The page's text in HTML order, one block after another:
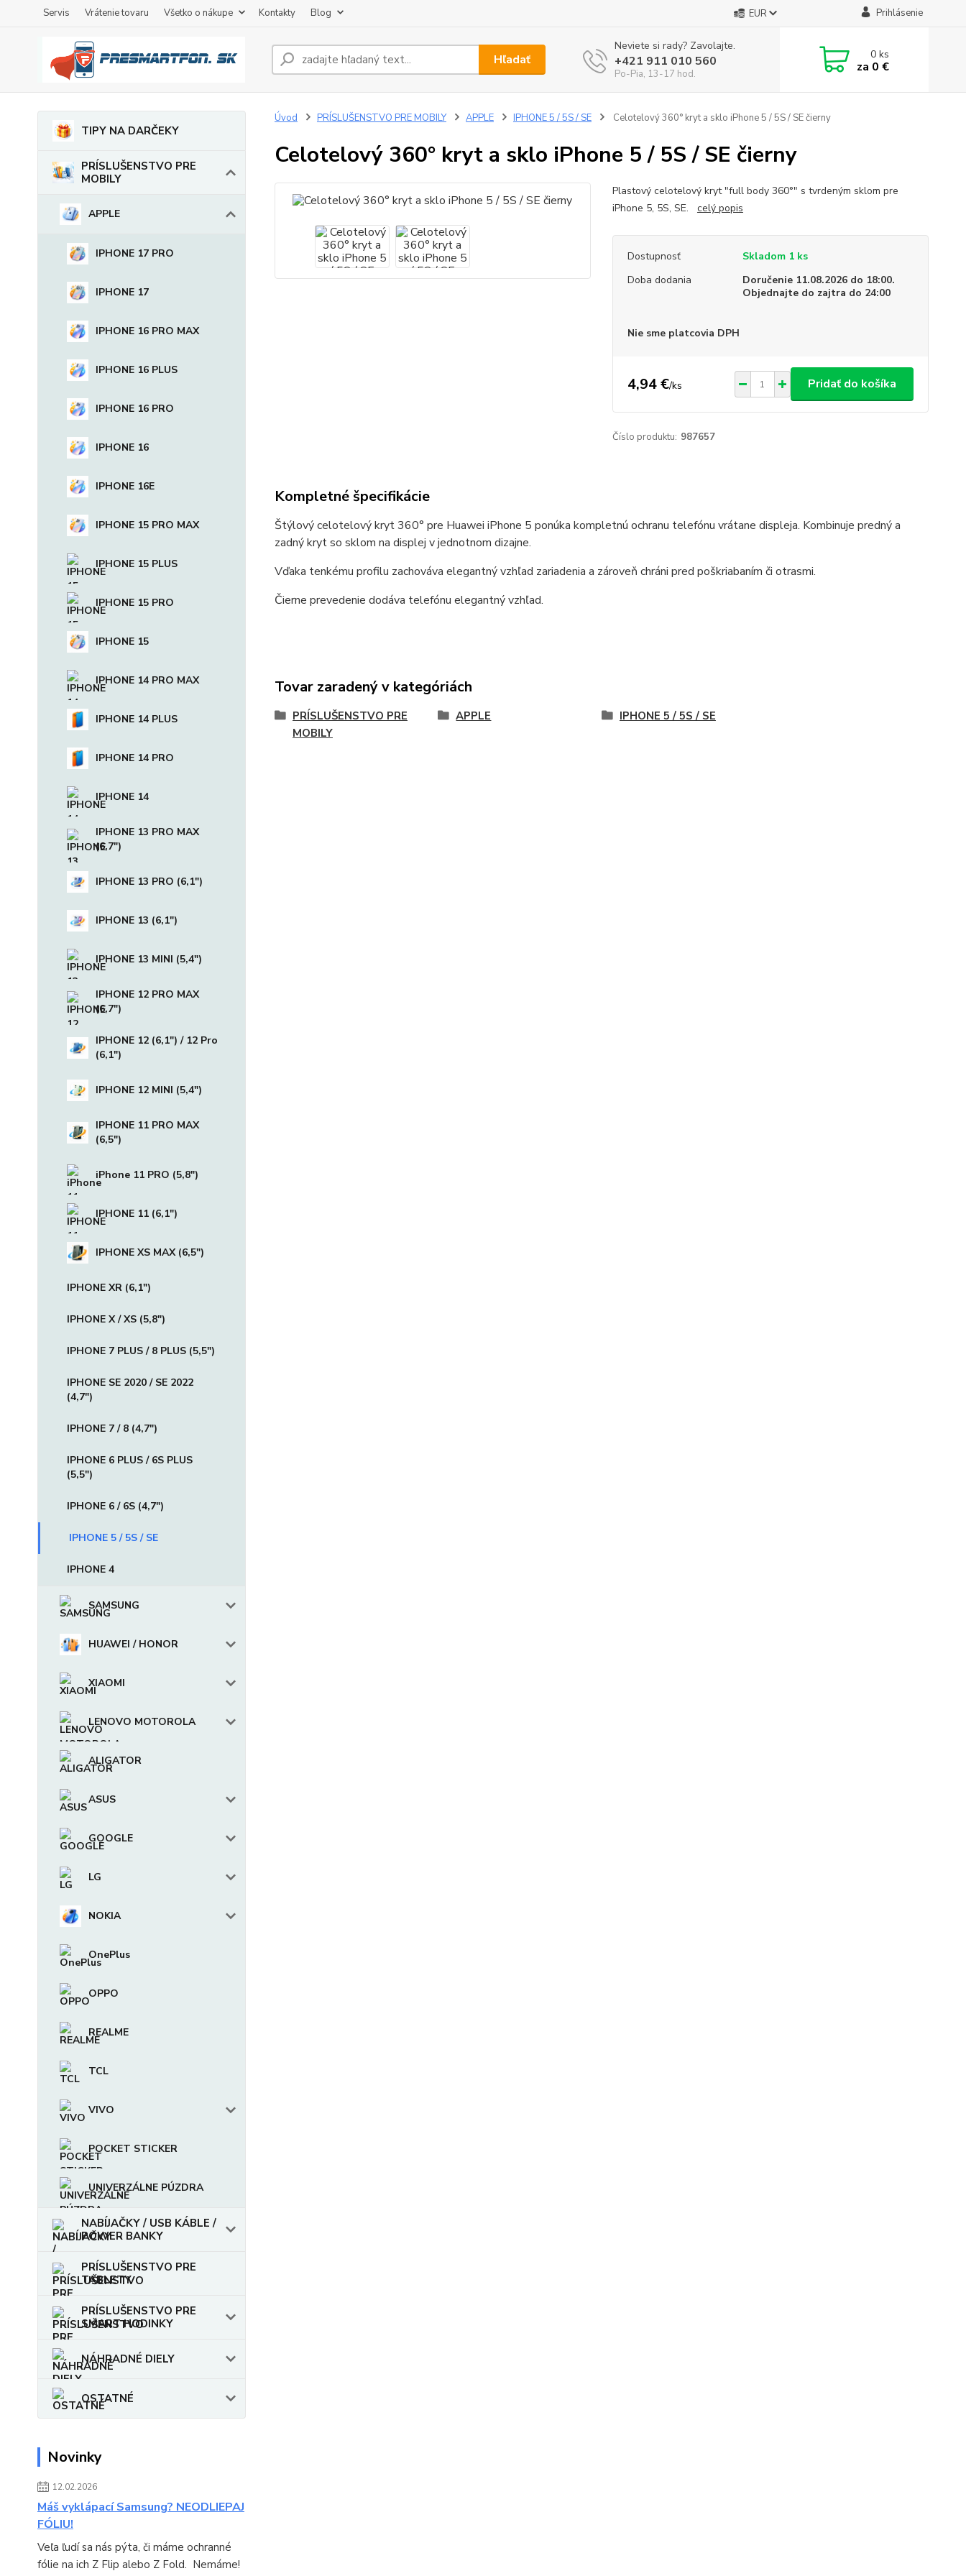
Servis Vrátenie tovaru Všetko o nákupe Kontakty Blog EUR Prihlásenie
Hľadať
Neviete si rady? Zavolajte.
+421 911 010 560
Po-Pia, 13-17 hod.
0ks
za 0 €
TIPY NA DARČEKY
PRÍSLUŠENSTVO PRE
MOBILY
APPLE
IPHONE 17 PRO
IPHONE 17
IPHONE 16 PRO MAX
IPHONE 16 PLUS
IPHONE 16 PRO
IPHONE 16
IPHONE 16E
IPHONE 15 PRO MAX
IPHONE 15 PLUS
IPHONE 15 PRO
IPHONE 15
IPHONE 14 PRO MAX
IPHONE 14 PLUS
IPHONE 14 PRO
IPHONE 14
IPHONE 13 PRO MAX
(6,7")
IPHONE 13 PRO (6,1")
IPHONE 13 (6,1")
IPHONE 13 MINI (5,4")
IPHONE 12 PRO MAX
(6,7")
IPHONE 12 (6,1") / 12 Pro
(6,1")
IPHONE 12 MINI (5,4")
IPHONE 11 PRO MAX
(6,5")
iPhone 11 PRO (5,8")
IPHONE 11 (6,1")
IPHONE XS MAX (6,5")
IPHONE XR (6,1")
IPHONE X / XS (5,8")
IPHONE 7 PLUS / 8 PLUS (5,5")
IPHONE SE 2020 / SE 2022
(4,7")
IPHONE 7 / 8 (4,7")
IPHONE 6 PLUS / 6S PLUS
(5,5")
IPHONE 6 / 6S (4,7")
IPHONE 5 / 5S / SE
IPHONE 4
SAMSUNG
HUAWEI / HONOR
XIAOMI
LENOVO MOTOROLA
ALIGATOR
ASUS
GOOGLE
LG
NOKIA
OnePlus
OPPO
REALME
TCL
VIVO
POCKET STICKER
UNIVERZÁLNE PÚZDRA
NABÍJAČKY / USB KÁBLE /
POWER BANKY
PRÍSLUŠENSTVO PRE
TABLETY
PRÍSLUŠENSTVO PRE
SMART HODINKY
NÁHRADNÉ DIELY
OSTATNÉ
Novinky
12.02.2026
Máš vyklápací Samsung? NEODLIEPAJ
FÓLIU!
Veľa ľudí sa nás pýta, či máme ochranné
fólie na ich Z Flip alebo Z Fold. Nemáme!
Úvod PRÍSLUŠENSTVO PRE MOBILY APPLE IPHONE 5 / 5S / SE Celotelový 360° kryt a sklo iPhone 5 / 5S / SE čierny
Celotelový 360° kryt a sklo iPhone 5 / 5S / SE čierny
Plastový celotelový kryt "full body 360°" s tvrdeným sklom pre
iPhone 5, 5S, SE. celý popis
Dostupnosť
Skladom 1 ks
Doba dodania
Doručenie 11.08.2026 do 18:00.
Objednajte do zajtra do 24:00
Nie sme platcovia DPH
4,94 €/ks Pridať do košíka
Číslo produktu: 987657
Kompletné špecifikácie
Štýlový celotelový kryt 360° pre Huawei iPhone 5 ponúka kompletnú ochranu telefónu vrátane displeja. Kombinuje predný a
zadný kryt so sklom na displej v jednotnom dizajne.
Vďaka tenkému profilu zachováva elegantný vzhľad zariadenia a zároveň chráni pred poškriabaním či otrasmi.
Čierne prevedenie dodáva telefónu elegantný vzhľad.
Tovar zaradený v kategóriách
PRÍSLUŠENSTVO PRE
MOBILY
APPLE IPHONE 5 / 5S / SE